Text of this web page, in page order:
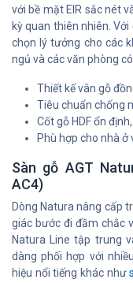
với bề mặt EIR sắc nét
kỳ quan thiên nhiên.
chọn lý tưởng cho các
ngủ và các văn phòng
Thiết kế vân gỗ
Tiêu chuẩn chống
Cốt gỗ HDF ổn
Phù hợp cho nhà ở
Sàn gỗ AGT
AC4)
Dòng Natura nâng cấp
giác bước đi đầm chắc
Natura Line tập trung
dàng phối hợp với
hiệu nổi tiếng khác như